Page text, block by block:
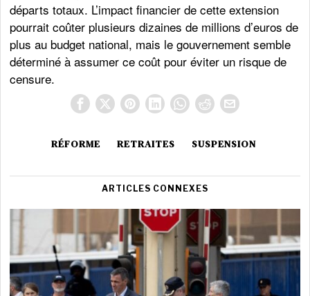
départs totaux. L’impact financier de cette extension
pourrait coûter plusieurs dizaines de millions d’euros de
plus au budget national, mais le gouvernement semble
déterminé à assumer ce coût pour éviter un risque de
censure.
RÉFORME RETRAITES SUSPENSION
ARTICLES CONNEXES